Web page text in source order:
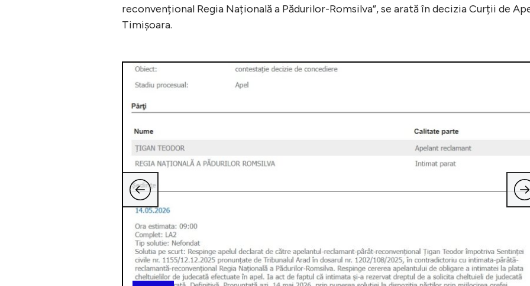
reconvențional Regia Națională a Pădurilor-Romsilva”, se arată în decizia Curții de
Timișoara.